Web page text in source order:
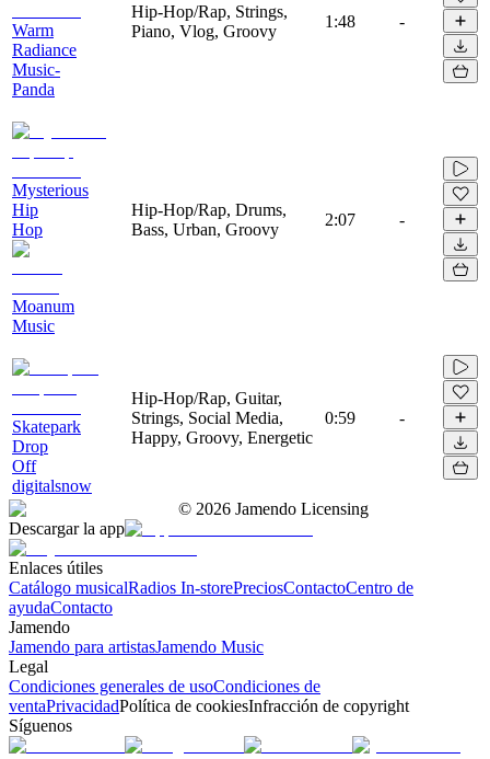
Warm
Radiance
Music-
Panda
Hip-Hop/Rap, Strings,
Piano, Vlog, Groovy
1:48 -
Mysterious
Hip
Hop
Moanum
Music
Hip-Hop/Rap, Drums,
Bass, Urban, Groovy
2:07 -
Skatepark
Drop
Off
digitalsnow
Hip-Hop/Rap, Guitar,
Strings, Social Media,
Happy, Groovy, Energetic
0:59 -
© 2026 Jamendo Licensing
Descargar la app
Enlaces útiles
Catálogo musicalRadios In-storePreciosContactoCentro de
ayudaContacto
Jamendo
Jamendo para artistasJamendo Music
Legal
Condiciones generales de usoCondiciones de
ventaPrivacidadPolítica de cookiesInfracción de copyright
Síguenos